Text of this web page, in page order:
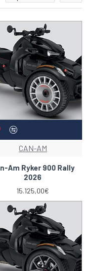
de Can-Am Spyder la
Pentru orice fel de
cu plăcere.
CAN-AM
Am Ryker 900 Rally
2026
15.125,00€